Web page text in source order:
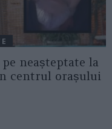
neașteptate la
centrul orașului